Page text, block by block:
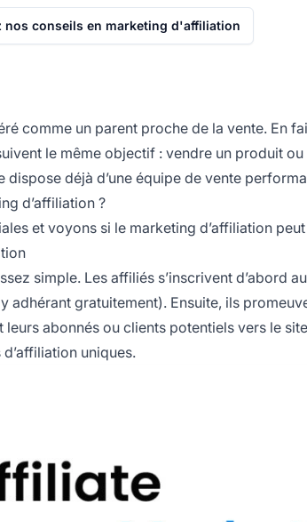
nos conseils en marketing d'affiliation
comme un parent proche de la vente. En
le même objectif : vendre un produit
déjà d’une équipe de vente
d’affiliation ?
et voyons si le marketing d’affiliation
simple. Les affiliés s’inscrivent d’abord
adhérant gratuitement). Ensuite, ils
abonnés ou clients potentiels vers le
uniques.